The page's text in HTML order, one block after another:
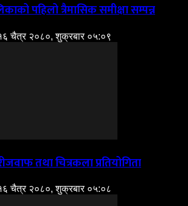
पहिलो त्रैमासिक समीक्षा सम्पन्न
चैत्र २०८०, शुक्रबार ०५:०९
तथा चित्रकला प्रतियोगिता
चैत्र २०८०, शुक्रबार ०५:०८